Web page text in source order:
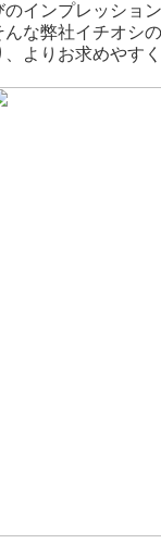
のインプレッショ
んな弊社イチオシ
、よりお求めやす